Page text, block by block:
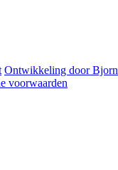
Ontwikkeling door
voorwaarden